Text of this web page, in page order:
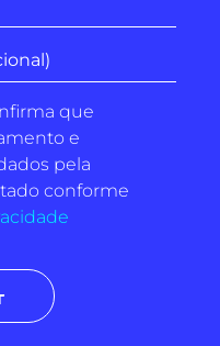
que
e
pela
conforme